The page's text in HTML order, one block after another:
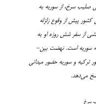
صلیب سرخ، از سوریه به
کشور پیش از وقوع زلزله
از سفر شش روزه او به
همراه تیم­‌های کمیته بین‌­المللی صلیب سرخ به سوریه است. نهضت بین‌­
ترکیه و سوریه حضور میدانی
می‌­دهد.
سرخ